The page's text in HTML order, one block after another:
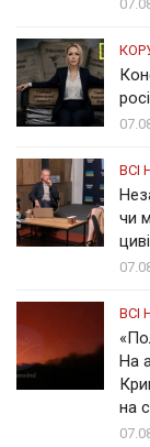
ВСІ
чи
ВСІ
На
на